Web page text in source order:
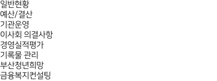
일반현황
예산/결산
기관운영
이사회 의결사항
경영실적평가
기록물 관리
부산청년희망
금융복지컨설팅